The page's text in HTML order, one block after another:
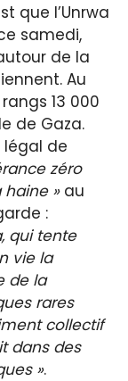
que l’Unrwa
samedi,
de la
Au
13 000
de Gaza.
légal de
zéro
»au
:
qui tente
vie la
de la
rares
collectif
dans des
».